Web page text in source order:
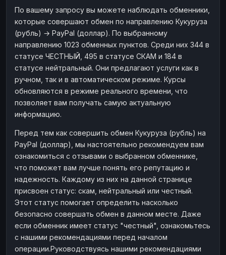
ДЕНЕЖНЫЕ ПЕРЕВОДЫ
ЗК USD
USD
ЗК
НАЛИЧНЫЕ ДЕНЬГИ
Наличные
Наличные USD
Наличные
Наличные
Наличные
По вашему запросу вы можете наблюдать обменники,
которые совершают обмен по направлению Кукуруза
(рубль) → PayPal (доллар). По выбранному
направлению 1023 обменных пунктов. Среди них 344 в
статусе ЧЕСТНЫЙ, 495 в статусе СКАМ и 184 в
статусе нейтральный. Они предлагают услуги как в
ручном, так и в автоматическом режиме. Курсы
обновляются в режиме реального времени, что
позволяет вам получать самую актуальную
информацию.
Перед тем как совершить обмен Кукуруза (рубль) на
PayPal (доллар), мы настоятельно рекомендуем вам
ознакомиться с отзывами о выбранном обменнике,
что поможет вам лучше понять его репутацию и
надежность. Каждому из них на данной странице
присвоен статус: скам, нейтральный или честный.
Этот статус помогает определить насколько
безопасно совершать обмен в данном месте. Даже
если обменник имеет статус "честный", ознакомьтесь
с нашими рекомендациями перед началом
операции.Руководствуясь нашими рекомендациями